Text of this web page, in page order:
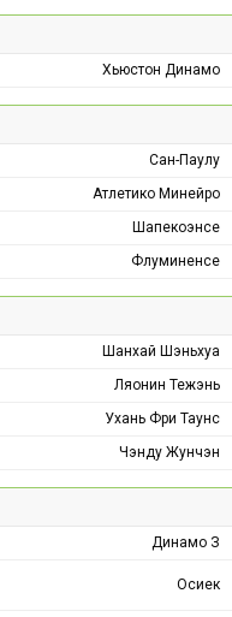
Хьюстон Динамо
Сан-Паулу
Атлетико Минейро
Шапекоэнсе
Флуминенсе
Шанхай Шэньхуа
Ляонин Тежэнь
Ухань Фри Таунс
Чэнду Жунчэн
Динамо З
Осиек